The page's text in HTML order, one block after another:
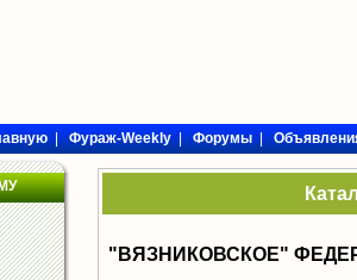
|Фураж-Weekly|Форумы|
"ВЯЗНИКОВСКОЕ"